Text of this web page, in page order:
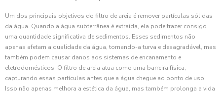
Um dos principais objetivos do filtro de areia é remover partículas sólidas
da água. Quando a água subterrânea é extraída, ela pode trazer consigo
uma quantidade significativa de sedimentos. Esses sedimentos não
apenas afetam a qualidade da água, tornando-a turva e desagradável, mas
também podem causar danos aos sistemas de encanamento e
eletrodomésticos. O filtro de areia atua como uma barreira física,
capturando essas partículas antes que a água chegue ao ponto de uso.
Isso não apenas melhora a estética da água, mas também prolonga a vida